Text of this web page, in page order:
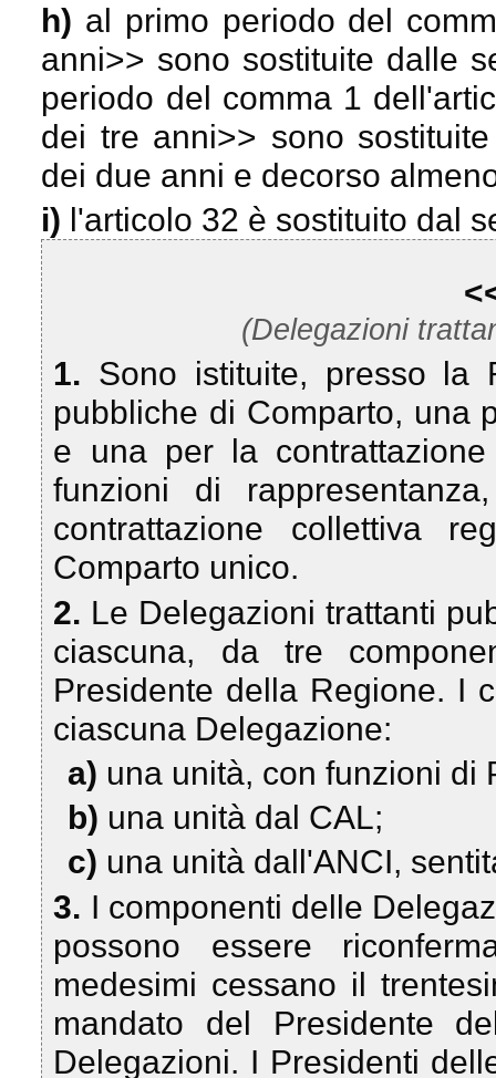
h) al primo periodo del
anni>> sono sostituite dalle
periodo del comma 1
dei tre anni>> sono
dei due anni e decorso
i) l'articolo 32 è sostituito dal
(Delegazioni
1. Sono istituite, presso la
pubbliche di Comparto, una
e una per la
funzioni di
contrattazione collettiva
Comparto unico.
2. Le Delegazioni trattanti
ciascuna, da tre
Presidente della Regione. I
ciascuna Delegazione:
a) una unità, con funzioni di
b) una unità dal CAL;
c) una unità dall'ANCI,
3. I componenti delle
possono essere
medesimi cessano il
mandato del Presidente
Delegazioni. I Presidenti